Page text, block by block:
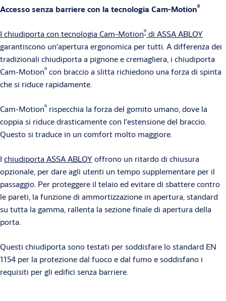
Accesso senza barriere con la tecnologia Cam-Motion®
I chiudiporta con tecnologia Cam-Motion® di ASSA ABLOY
garantiscono un'apertura ergonomica per tutti. A differenza dei
tradizionali chiudiporta a pignone e cremagliera, i chiudiporta
Cam-Motion® con braccio a slitta richiedono una forza di spinta
che si riduce rapidamente.
Cam-Motion® rispecchia la forza del gomito umano, dove la
coppia si riduce drasticamente con l'estensione del braccio.
Questo si traduce in un comfort molto maggiore.
I chiudiporta ASSA ABLOYoffrono un ritardo di chiusura
opzionale, per dare agli utenti un tempo supplementare per il
passaggio. Per proteggere il telaio ed evitare di sbattere contro
le pareti, la funzione di ammortizzazione in apertura, standard
su tutta la gamma, rallenta la sezione finale di apertura della
porta.
Questi chiudiporta sono testati per soddisfare lo standard EN
1154 per la protezione dal fuoco e dal fumo e soddisfano i
requisiti per gli edifici senza barriere.